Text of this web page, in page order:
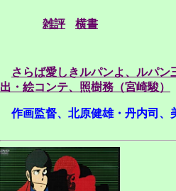
雑評 横書
さらば愛しきルパンよ、ルパ
出・絵コンテ、照樹務（宮崎駿）
作画監督、北原健雄・丹内司、